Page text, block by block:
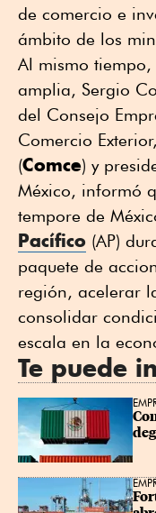
de comercio e
ámbito de los
Al mismo
amplia, Sergio
del Consejo
Comercio
(Comce) y
México, informó
tempore de
Pacífico (AP)
paquete de
región, acelerar
consolidar
escala en la
Te puede